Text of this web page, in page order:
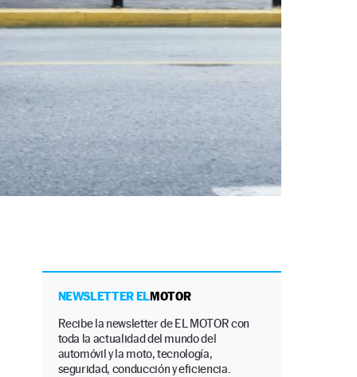
NEWSLETTER ELMOTOR
Recibe la newsletter de EL MOTOR con
toda la actualidad del mundo del
automóvil y la moto, tecnología,
seguridad, conducción y eficiencia.